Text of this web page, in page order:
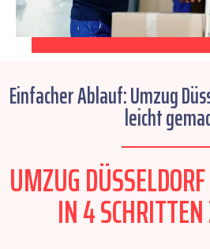
Einfacher Ablauf: Umzug
leicht
UMZUG
IN 4